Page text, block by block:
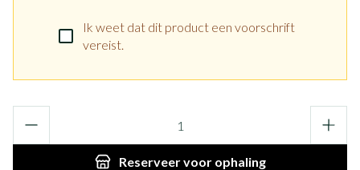
Ik weet dat dit product een voorschrift
vereist.
Reserveervoor ophaling